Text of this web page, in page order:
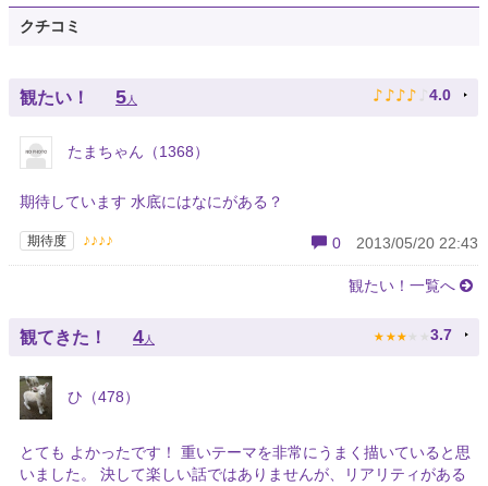
クチコミ
観たい！ 5人 ♪ ♪ ♪ ♪ ♪ 4.0
たまちゃん（1368）
期待しています 水底にはなにがある？
期待度 ♪♪♪♪ 0 2013/05/20 22:43
観たい！一覧へ
観てきた！ 4 人 ★ ★ ★ ★ ★ 3.7
ひ（478）
とても よかったです！ 重いテーマを非常にうまく描いていると思
いました。 決して楽しい話ではありませんが、リアリティがある